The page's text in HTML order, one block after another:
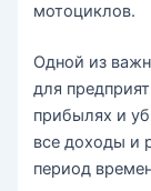
мотоциклов.
Одной из
для
прибылях и
все доходы и
период